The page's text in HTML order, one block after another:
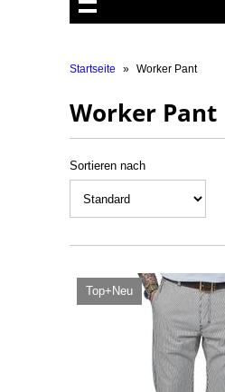
Startseite » Worker Pant
Worker Pant
Sortieren nach
Top+Neu